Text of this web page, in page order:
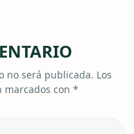
no será publicada. Los
marcados con *